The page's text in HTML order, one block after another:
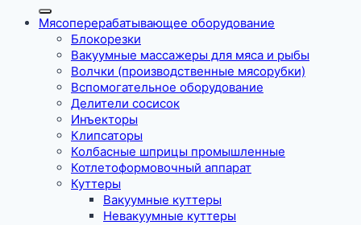
Мясоперерабатывающее оборудование
Блокорезки
Вакуумные массажеры для мяса и рыбы
Волчки (производственные мясорубки)
Вспомогательное оборудование
Делители сосисок
Инъекторы
Клипсаторы
Колбасные шприцы промышленные
Котлетоформовочный аппарат
Куттеры
Вакуумные куттеры
Невакуумные куттеры